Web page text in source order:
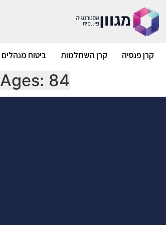
קרן פנסיה קרן השתלמות ביטוח מנהלים
Ages: 84